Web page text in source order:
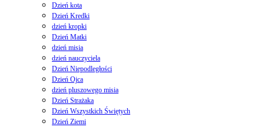
Dzień kota
Dzień Kredki
dzień kropki
Dzień Matki
dzień misia
dzień nauczyciela
Dzień Niepodległości
Dzień Ojca
dzień pluszowego misia
Dzień Strażaka
Dzień Wszystkich Świętych
Dzień Ziemi